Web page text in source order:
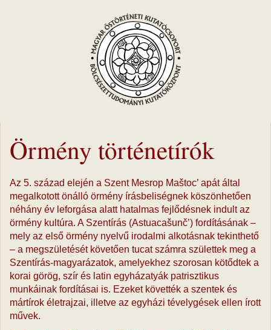
Örmény történetírók
Az 5. század elején a Szent Mesrop Maštoc’ apát által
megalkotott önálló örmény írásbeliségnek köszönhetően
néhány év leforgása alatt hatalmas fejlődésnek indult az
örmény kultúra. A Szentírás (Astuacašunč’) fordításának –
mely az első örmény nyelvű irodalmi alkotásnak tekinthető
– a megszületését követően tucat számra születtek meg a
Szentírás-magyarázatok, amelyekhez szorosan kötődtek a
korai görög, szír és latin egyházatyák patrisztikus
munkáinak fordításai is. Ezeket követték a szentek és
mártírok életrajzai, illetve az egyházi tévelygések ellen írott
művek.